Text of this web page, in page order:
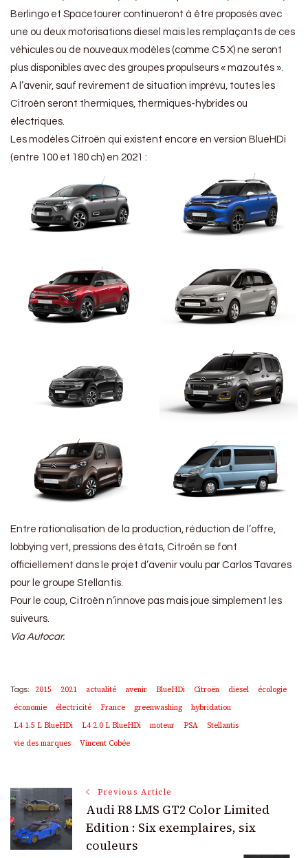
Berlingo et Spacetourer continueront à être proposés avec
une ou deux motorisations diesel mais les remplaçants de ces
véhicules ou de nouveaux modèles (comme C5 X) ne seront
plus disponibles avec des groupes propulseurs « mazoutés ».
A l’avenir, sauf revirement de situation imprévu, toutes les
Citroën seront thermiques, thermiques-hybrides ou
électriques.
Les modèles Citroën qui existent encore en version BlueHDi
(entre 100 et 180 ch) en 2021 :
Entre rationalisation de la production, réduction de l’offre,
lobbying vert, pressions des états, Citroën se font
officiellement dans le projet d’avenir voulu par Carlos Tavares
pour le groupe Stellantis.
Pour le coup, Citroën n’innove pas mais joue simplement les
suiveurs.
Via Autocar.
Tags: 2015 2021 actualité avenir BlueHDi Citroën diesel
écologie
économie
électricité France greenwashing
hybridation
L4 1.5 L BlueHDi
L4 2.0 L BlueHDi moteur PSA
Stellantis
vie des marques
Vincent Cobée
Post
Navigation
Previous Article
Audi R8 LMS GT2 Color Limited
Edition : Six exemplaires, six
couleurs